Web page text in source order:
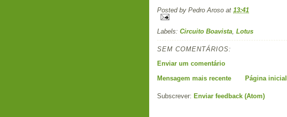
Posted by Pedro Aroso at 13:41
Labels: Circuito Boavista Lotus
SEM COMENTÁRIOS:
Enviar um comentário
Mensagem mais recente
Página inicial
Subscrever: Enviar feedback (Atom)